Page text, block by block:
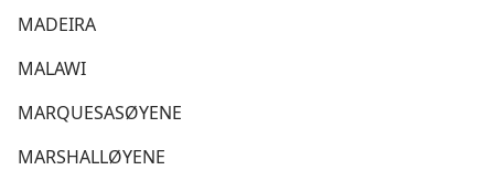
MADEIRA
MALAWI
MARQUESASØYENE
MARSHALLØYENE